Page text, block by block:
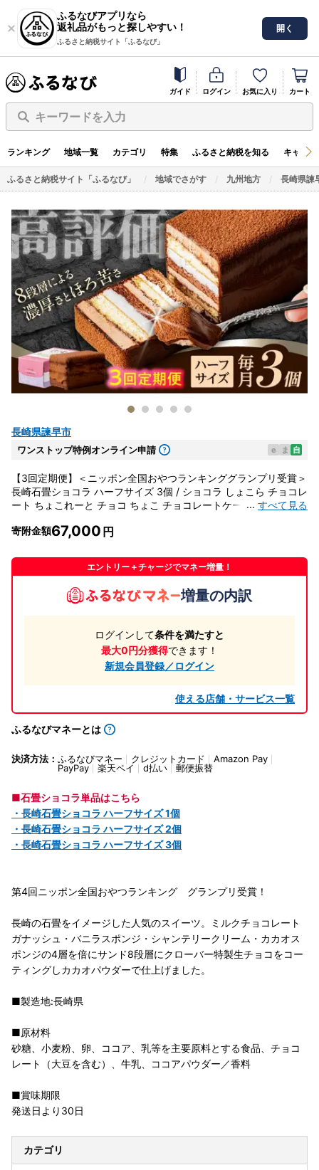
ふるなびアプリなら
返礼品がもっと探しやすい！
ふるさと納税サイト「ふるなび」
開く
ガイド ログイン お気に入り カート
キーワードを入力
ランキング 地域一覧 カテゴリ 特集 ふるさと納税を知る キャン
ふるさと納税サイト「ふるなび」 地域でさがす 九州地方 長崎県諫
長崎県諫早市
ワンストップ特例オンライン申請 e ま 自
【3回定期便】＜ニッポン全国おやつランキンググランプリ受賞＞
長崎石畳ショコラ ハーフサイズ 3個 / ショコラ しょこら チョコレ
ート ちょこれーと チョコ ちょこ チョコレートケーキ チョコケー
... すべて見る
寄附金額67,000
エントリー＋チャージでマネー増量！
増量の内訳
ログインして条件を満たすと
最大0円分獲得できます！
新規会員登録／ログイン
使える店舗・サービス一覧
ふるなびマネーとは
決済方法： ふるなびマネー クレジットカード
Amazon Pay
PayPay
楽天ペイ d払い 郵便振替
■石畳ショコラ単品はこちら
・長崎石畳ショコラ ハーフサイズ 1個
・長崎石畳ショコラ ハーフサイズ 2個
・長崎石畳ショコラ ハーフサイズ 3個
第4回ニッポン全国おやつランキング グランプリ受賞！
長崎の石畳をイメージした人気のスイーツ。ミルクチョコレート
ガナッシュ・バニラスポンジ・シャンテリークリーム・カカオス
ポンジの4層を倍にサンド8段層にクローバー特製生チョコをコー
ティングしカカオパウダーで仕上げました。
■製造地:長崎県
■原材料
砂糖、小麦粉、卵、ココア、乳等を主要原料とする食品、チョコ
レート（大豆を含む）、牛乳、ココアパウダー／香料
■賞味期限
発送日より30日
カテゴリ